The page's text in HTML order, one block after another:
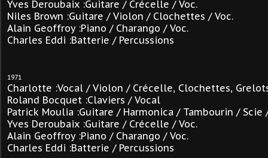
Yves Deroubaix :Guitare / Crécelle / Voc.
Niles Brown :Guitare / Violon / Clochettes / Voc.
Alain Geoffroy :Piano / Charango / Voc.
Charles Eddi :Batterie / Percussions
1971
Charlotte :Vocal / Violon / Crécelle, Clochettes,
Roland Bocquet :Claviers / Vocal
Patrick Moulia :Guitare / Harmonica / Tambourin / Scie
Yves Deroubaix :Guitare / Crécelle / Voc.
Alain Geoffroy :Piano / Charango / Voc.
Charles Eddi :Batterie / Percussions